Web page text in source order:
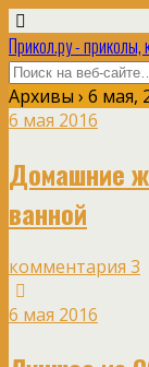
Прикол.ру - приколы,
Архивы › 6 мая,
6 мая 2016
Домашние
ванной
комментария 3
6 мая 2016